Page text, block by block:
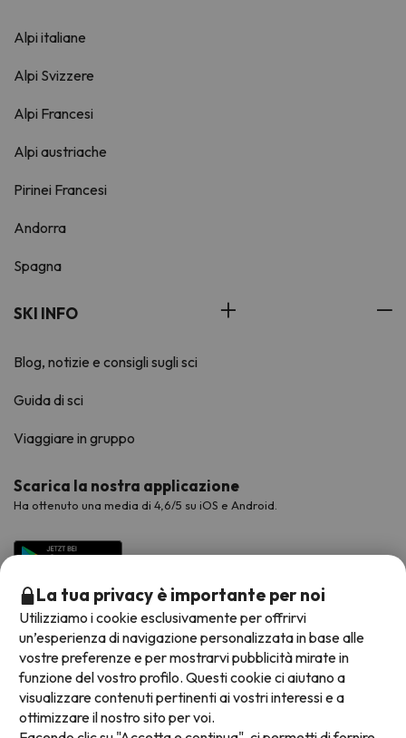
Alpi italiane
Alpi Svizzere
Alpi Francesi
Alpi austriache
Pirinei Francesi
Andorra
Spagna
SKI INFO
Blog, notizie e consigli sugli sci
Guida di sci
Viaggiare in gruppo
Scarica la nostra applicazione
Ha ottenuto una media di 4,6/5 su iOS e Android.
Metodi di pagamento disponibili
La tua privacy è importante per noi
Utilizziamo i cookie esclusivamente per offrirvi
un’esperienza di navigazione personalizzata in base alle
vostre preferenze e per mostrarvi pubblicità mirate in
funzione del vostro profilo. Questi cookie ci aiutano a
visualizzare contenuti pertinenti ai vostri interessi e a
ottimizzare il nostro sito per voi.